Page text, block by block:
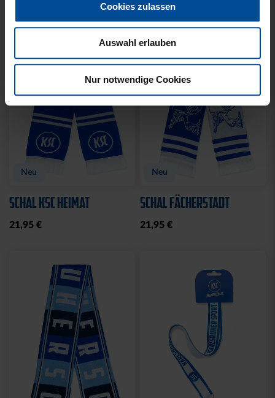
Cookies zulassen
Auswahl erlauben
Nur notwendige Cookies
Neu
SCHAL KSC HEIMAT
21,95 €
Neu
SCHAL FÄCHERSTADT
21,95 €